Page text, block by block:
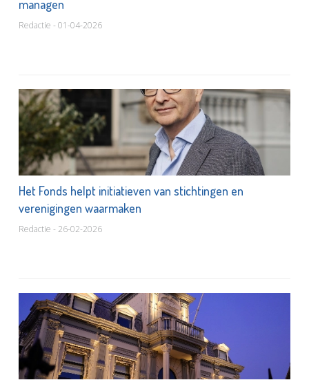
managen
Redactie - 01-04-2026
Het Fonds helpt initiatieven van stichtingen en
verenigingen waarmaken
Redactie - 26-02-2026